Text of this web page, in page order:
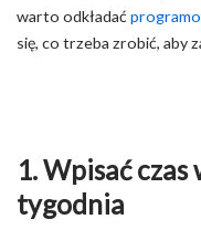
warto odkładać
się, co trzeba zrobić, aby
1. Wpisać
tygodnia